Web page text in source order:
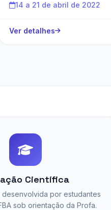
14 a 21 de abril de 2022
Ver detalhes
Científica
por estudantes
sob orientação da Profa.